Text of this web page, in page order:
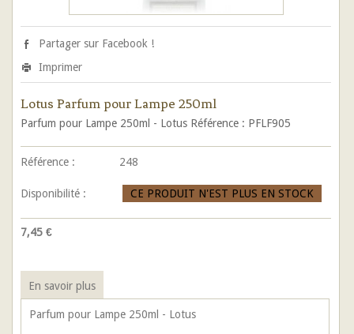
Partager sur Facebook !
Imprimer
Lotus Parfum pour Lampe 250ml
Parfum pour Lampe 250ml - Lotus Référence : PFLF905
Référence : 248
Disponibilité : CE PRODUIT N'EST PLUS EN STOCK
7,45 €
En savoir plus
Parfum pour Lampe 250ml - Lotus